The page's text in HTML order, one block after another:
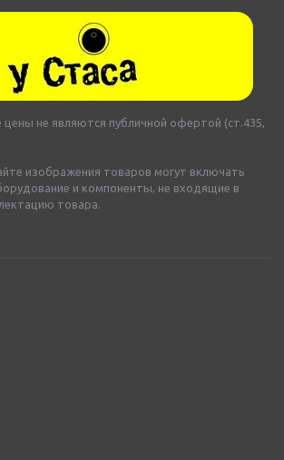
цены не являются публичной офертой (ст.435,
изображения товаров могут включать
и компоненты, не входящие в
товара.